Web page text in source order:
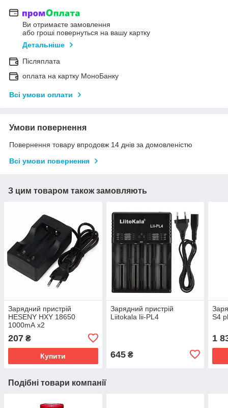
Ви отримаєте замовлення
або гроші повернуться на вашу картку
Детальніше
Післяплата
оплата на картку МоноБанку
Всі умови оплати
Умови повернення
Повернення товару впродовж 14 днів за домовленістю
Всі умови повернення
З цим товаром також замовляють
Зарядний пристрій
HESENY HXY 18650
1000mА х2
207 ₴
Купити
Зарядний пристрій
Liitokala lii-PL4
645₴
S4
1
Подібні товари компанії